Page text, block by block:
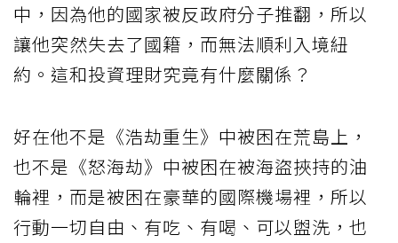
中，因為他的國家被反政府分子推翻，所以
讓他突然失去了國籍，而無法順利入境紐
約。這和投資理財究竟有什麼關係？
好在他不是《浩劫重生》中被困在荒島上，
也不是《怒海劫》中被困在被海盜挾持的油
輪裡，而是被困在豪華的國際機場裡，所以
行動一切自由、有吃、有喝、可以盥洗，也